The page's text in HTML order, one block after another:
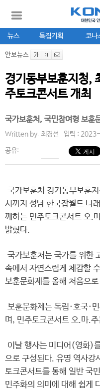
뉴스 특집기획 코나
안보뉴스
경기동부보훈지청,
주토크콘서트 개최
국가보훈처, 국민참여형 보훈
Written by. 최경선 입력 :
공유:
국가보훈처 경기동부보훈
시까지 성남 한국잡월드 나
께하는 민주토크콘서트 오
밝혔다.
국가보훈처는 국가를 위한
속에서 자연스럽게 체감할
보훈문화제를 올해 처음으
보훈문화제는 독립·호국·
며, 민주토크콘서트 오.마.
이날 행사는 미디어(영화)
으로 구성된다. 유명 역사강
토크콘서트를 통해 일반 국
민주화의 의미에 대해 쉽게